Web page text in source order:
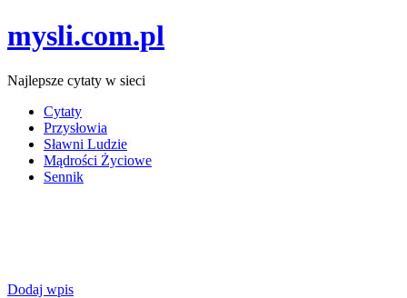
mysli.com.pl
Najlepsze cytaty w sieci
Cytaty
Przysłowia
Sławni Ludzie
Mądrości Życiowe
Sennik
Dodaj wpis